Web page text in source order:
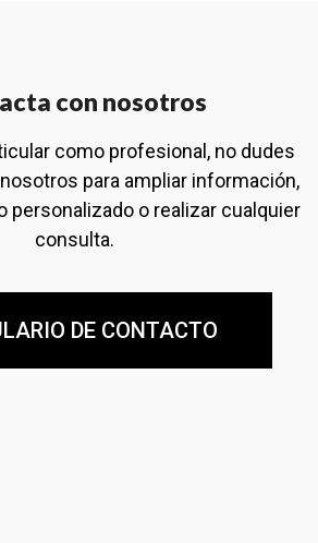
con nosotros
como profesional, no dudes
para ampliar información,
personalizado o realizar cualquier
consulta.
DE CONTACTO